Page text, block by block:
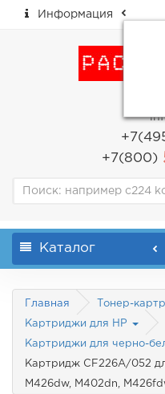
Информация
+7(800)
Каталог
Главная Тонер-
Картриджи для HP
Картриджи для черно-
Картридж CF226A/052
M426dw, M402dn,